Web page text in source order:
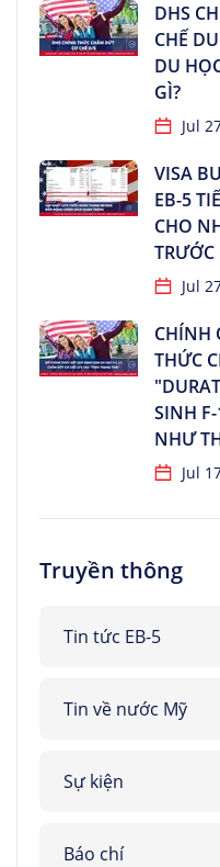
DHS
CHẾ
DU
GÌ?
Jul
VISA
EB-5
CHO
Jul
CHÍNH
THỨC
SINH
NHƯ
Jul
Truyền thông
Tin tức EB-5
Tin về nước Mỹ
Sự kiện
Báo chí